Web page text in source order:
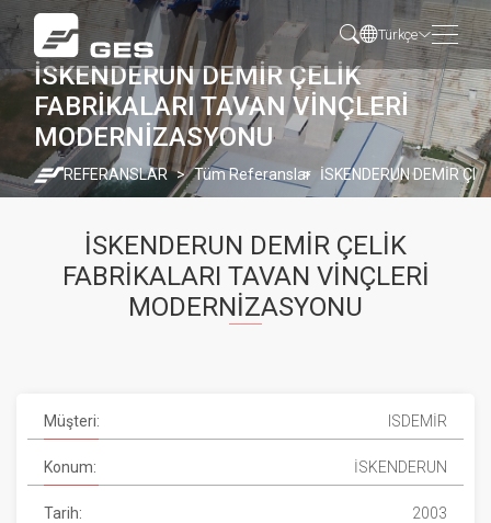
Türkçe
İSKENDERUN DEMİR ÇELİK
FABRİKALARI TAVAN VİNÇLERİ
MODERNİZASYONU
REFERANSLAR Tüm Referanslar İSKENDERUN DEMİR
İSKENDERUN DEMİR ÇELİK
FABRİKALARI TAVAN VİNÇLERİ
MODERNİZASYONU
Müşteri: ISDEMİR
Konum: İSKENDERUN
Tarih: 2003